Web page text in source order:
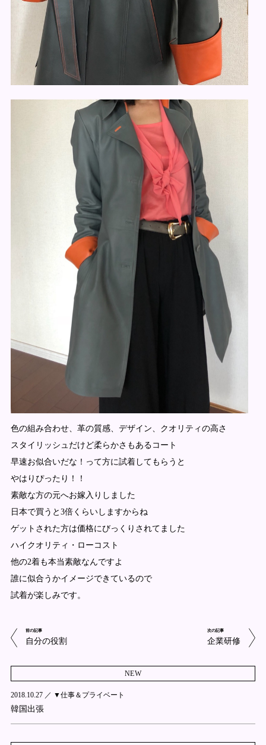
色の組み合わせ、革の質感、デザイン、クオリティの高さ
スタイリッシュだけど柔らかさもあるコート
早速お似合いだな！って方に試着してもらうと
やはりぴったり！！
素敵な方の元へお嫁入りしました
日本で買うと3倍くらいしますからね
ゲットされた方は価格にびっくりされてました
ハイクオリティ・ローコスト
他の2着も本当素敵なんですよ
誰に似合うかイメージできているので
試着が楽しみです。
前の記事
自分の役割
次の記事
企業研修
NEW
2018.10.27 ／ ▼仕事＆プライベート
韓国出張